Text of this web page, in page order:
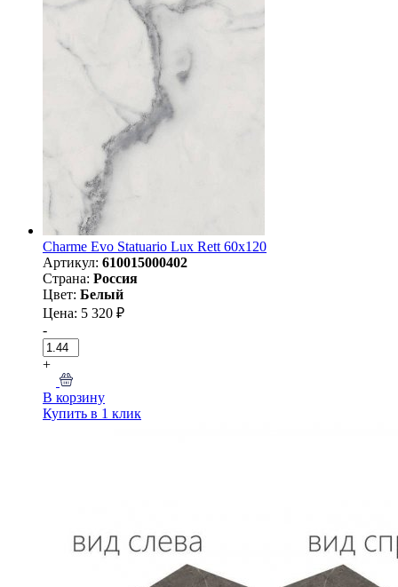
Charme Evo Statuario Lux Rett 60x120
Артикул: 610015000402
Страна: Россия
Цвет: Белый
Цена: 5 320 ₽
-
+
В корзину
Купить в 1 клик